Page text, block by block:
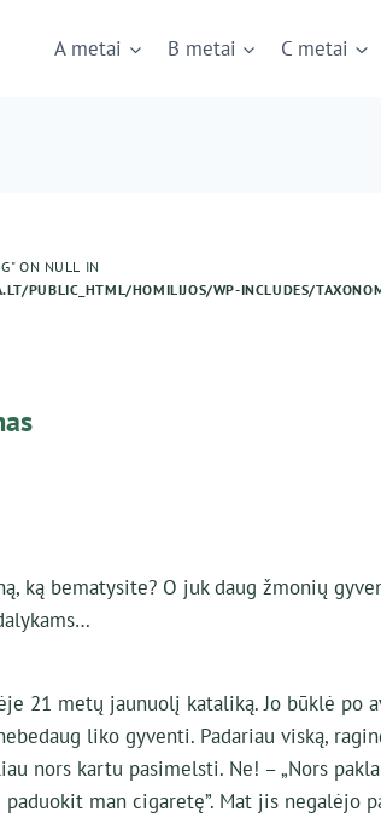
A metai B metai C metai
ON NULL IN
PUBLIC_HTML/HOMILIJOS/WP-INCLUDES/
ką bematysite? O juk daug žmonių
21 metų jaunuolį kataliką. Jo būklė po
liko gyventi. Padariau viską,
nors kartu pasimelsti. Ne! – „Nors
paduokit man cigaretę”. Mat jis negalėjo